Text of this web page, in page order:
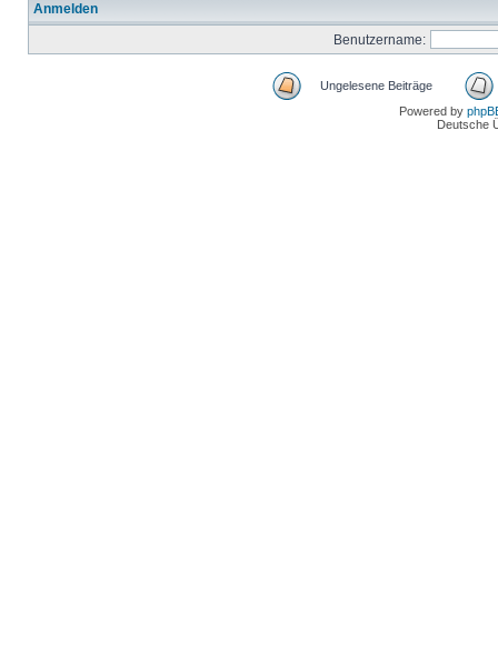
Anmelden
Benutzername:
Ungelesene Beiträge
Powered by
Deutsche